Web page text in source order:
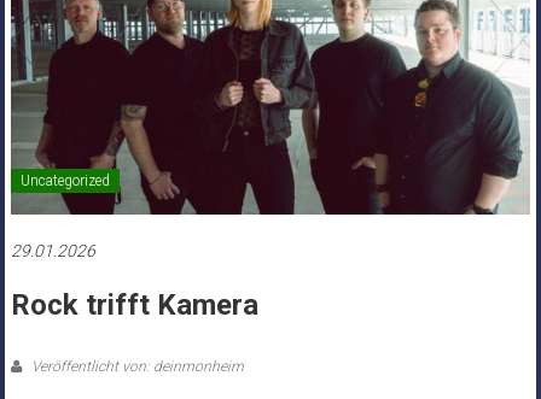
Uncategorized
29.01.2026
Rock trifft Kamera
Veröffentlicht von: deinmonheim